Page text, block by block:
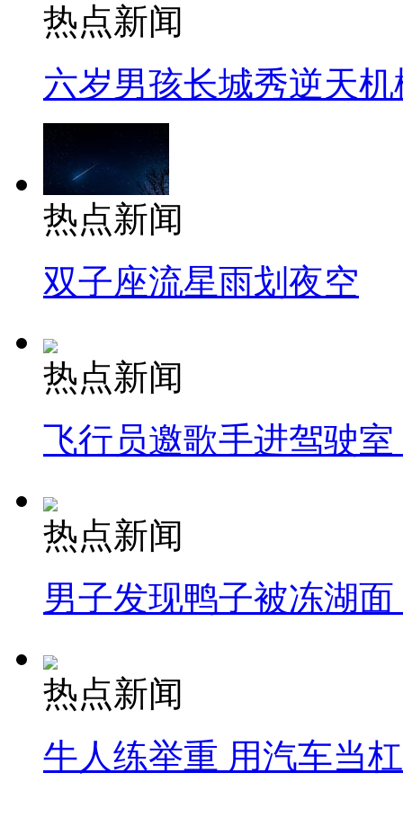
热点新闻
六岁男孩长城秀逆天机
热点新闻
双子座流星雨划夜空
热点新闻
飞行员邀歌手进驾驶
热点新闻
男子发现鸭子被冻湖
热点新闻
牛人练举重 用汽车当